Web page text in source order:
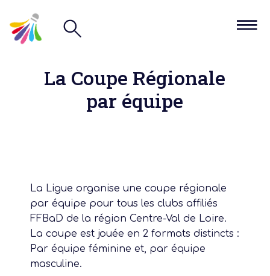
La Coupe Régionale
par équipe
La Ligue organise une coupe régionale
par équipe pour tous les clubs affiliés
FFBaD de la région Centre-Val de Loire.
La coupe est jouée en 2 formats distincts :
Par équipe féminine et, par équipe
masculine.